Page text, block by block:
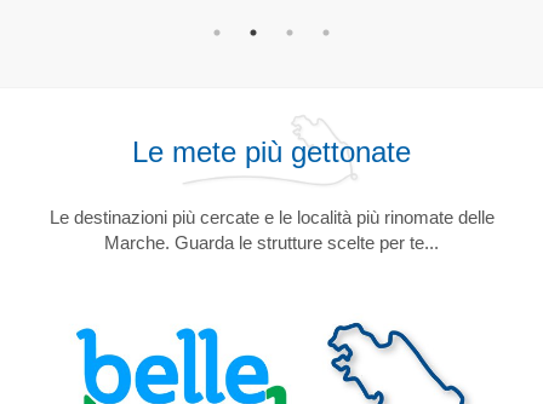
Le mete più gettonate
Le destinazioni più cercate e le località più rinomate delle
Marche. Guarda le strutture scelte per te...